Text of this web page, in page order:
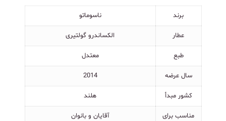
برند ناسوماتو
عطار الکساندرو گولتیری
طبع معتدل
سال عرضه 2014
کشور مبدأ هلند
مناسب برای آقایان و بانوان